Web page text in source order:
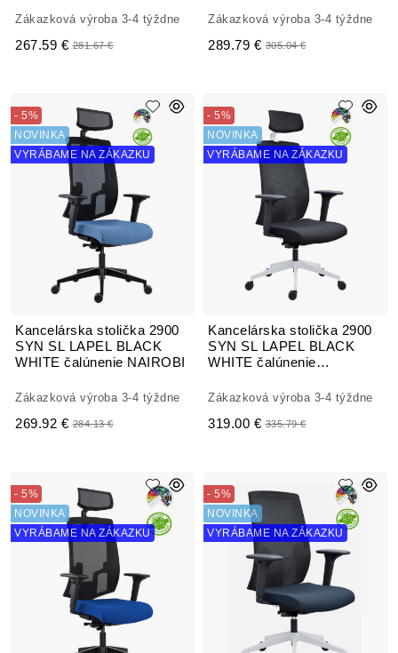
Zákazková výroba 3-4 týždne
267.59 € 281.67 €
Zákazková výroba 3-4 týždne
289.79 € 305.04 €
Kancelárska stolička 2900
SYN SL LAPEL BLACK
WHITE čalúnenie NAIROBI
- 5%
NOVINKA
VYRÁBAME NA ZÁKAZKU
Zákazková výroba 3-4 týždne
269.92 € 284.13 €
Kancelárska stolička 2900
SYN SL LAPEL BLACK
WHITE čalúnenie
- 5%
NOVINKA
VYRÁBAME NA ZÁKAZKU
Zákazková výroba 3-4 týždne
319.00 € 335.79 €
- 5%
NOVINKA
VYRÁBAME NA ZÁKAZKU
- 5%
NOVINKA
VYRÁBAME NA ZÁKAZKU